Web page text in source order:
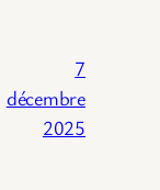
7
décembre
2025